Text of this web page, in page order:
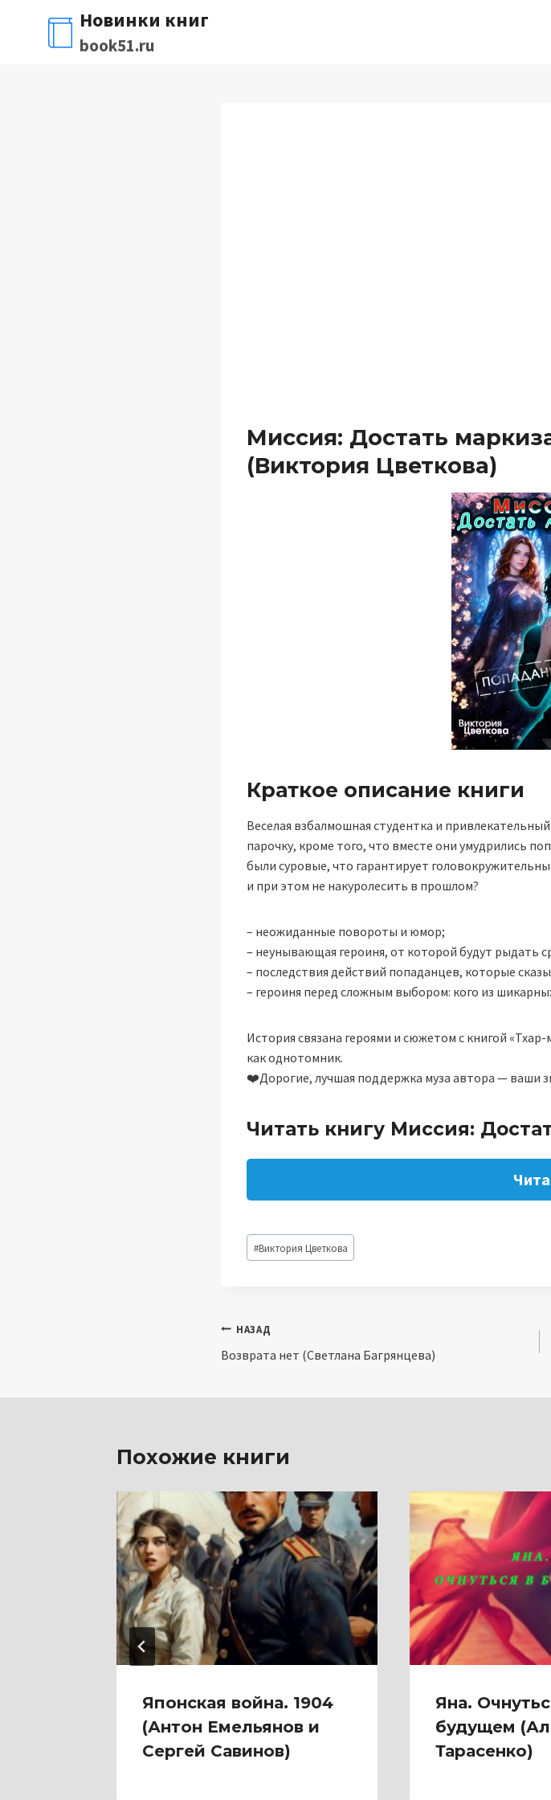
содержимому
Новинки книг
book51.ru
Миссия: Достать
(Виктория Цветкова)
Краткое описание книги
Веселая взбалмошная студентка и
парочку, кроме того, что вместе они умудрились
были суровые, что гарантирует
и при этом не накуролесить в прошлом?
– неожиданные повороты и юмор;
– неунывающая героиня, от которой будут рыдать
– последствия действий попаданцев, которые
– героиня перед сложным выбором: кого из
История связана героями и сюжетом с книгой
как однотомник.
‍❤️‍Дорогие, лучшая поддержка муза автора — ваши
Читать книгу Миссия:
Метки
записи:
#Виктория Цветкова
Навигация
по
НАЗАД
Возврата нет (Светлана Багрянцева)
Похожие книги
Японская война. 1904
(Антон Емельянов и
Сергей Савинов)
Яна.
будущем
Тарасенко)